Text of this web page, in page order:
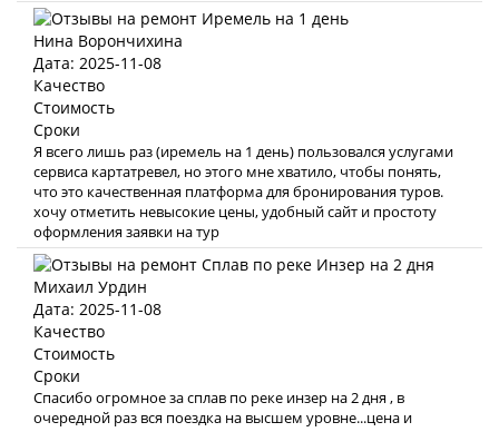
Нина Ворончихина
Дата: 2025-11-08
Качество
Стоимость
Сроки
Я всего лишь раз (иремель на 1 день) пользовался услугами
сервиса картатревел, но этого мне хватило, чтобы понять,
что это качественная платформа для бронирования туров.
хочу отметить невысокие цены, удобный сайт и простоту
оформления заявки на тур
Михаил Урдин
Дата: 2025-11-08
Качество
Стоимость
Сроки
Спасибо огромное за сплав по реке инзер на 2 дня , в
очередной раз вся поездка на высшем уровне...цена и